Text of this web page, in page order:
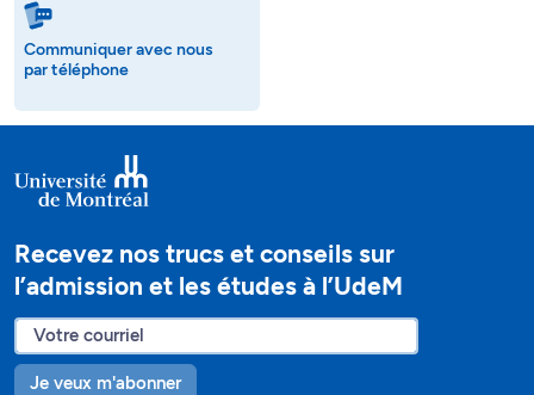
Communiquer avec nous
par téléphone
Recevez nos trucs et conseils sur
l’admission et les études à l’UdeM
Je veux m'abonner